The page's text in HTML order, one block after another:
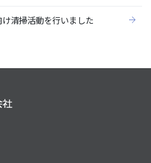
清掃活動を行いました